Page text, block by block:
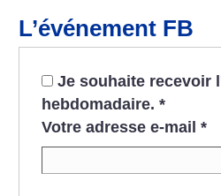
L’événement FB
Je souhaite recevoir
hebdomadaire. *
Votre adresse e-mail *